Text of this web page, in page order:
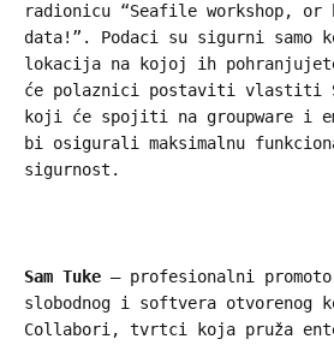
radionicu “Seafile workshop, or
data!”. Podaci su sigurni samo
lokacija na kojoj ih
će polaznici postaviti vlastiti
koji će spojiti na groupware i
bi osigurali maksimalnu
sigurnost.
Sam Tuke – profesionalni
slobodnog i softvera otvorenog
Collabori, tvrtci koja pruža